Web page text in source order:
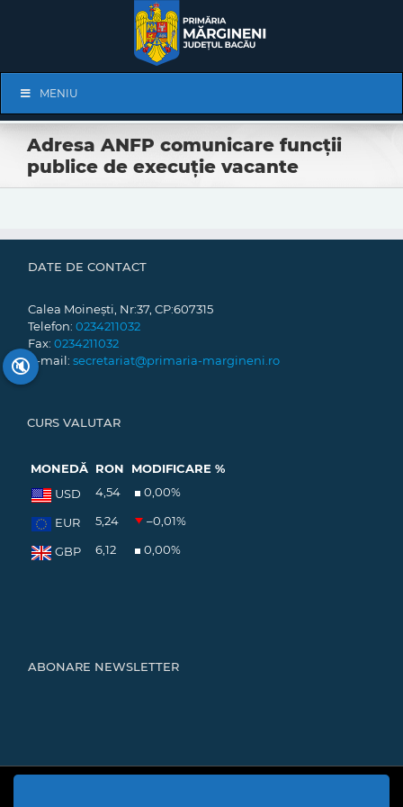
Navigation
MENIU
Adresa ANFP comunicare funcții
publice de execuție vacante
DATE DE CONTACT
Calea Moinești, Nr:37, CP:607315
Telefon: 0234211032
Fax: 0234211032
E-mail: secretariat@primaria-margineni.ro
CURS VALUTAR
MONEDĂ RON
MODIFICARE %
USD
4,54 0,00%
EUR 5,24 –0,01%
GBP 6,12 0,00%
ABONARE NEWSLETTER
🔇